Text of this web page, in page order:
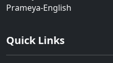
Prameya-English
Quick Links